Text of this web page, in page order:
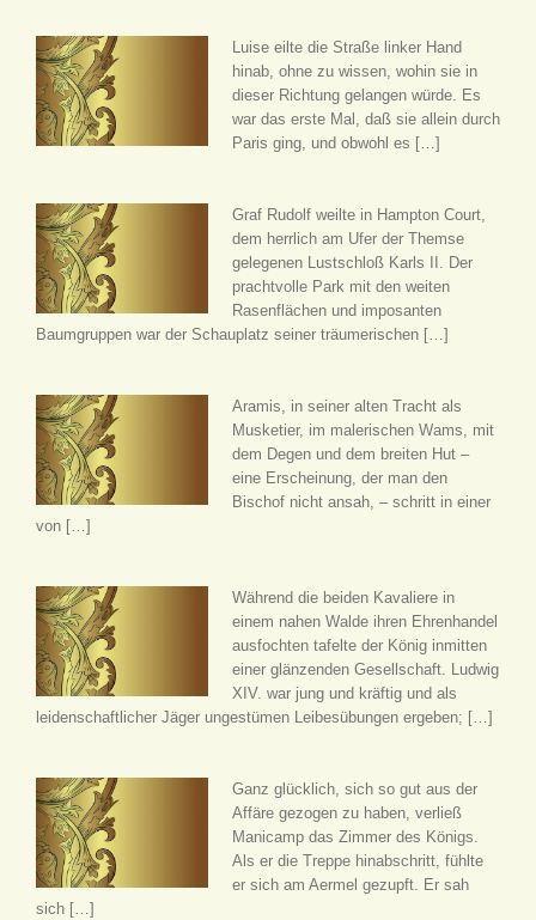
Luise eilte die Straße linker Hand
hinab, ohne zu wissen, wohin sie in
dieser Richtung gelangen würde. Es
war das erste Mal, daß sie allein durch
Paris ging, und obwohl es […]
Graf Rudolf weilte in Hampton Court,
dem herrlich am Ufer der Themse
gelegenen Lustschloß Karls II. Der
prachtvolle Park mit den weiten
Rasenflächen und imposanten
Baumgruppen war der Schauplatz seiner träumerischen […]
Aramis, in seiner alten Tracht als
Musketier, im malerischen Wams, mit
dem Degen und dem breiten Hut –
eine Erscheinung, der man den
Bischof nicht ansah, – schritt in einer
von […]
Während die beiden Kavaliere in
einem nahen Walde ihren Ehrenhandel
ausfochten tafelte der König inmitten
einer glänzenden Gesellschaft. Ludwig
XIV. war jung und kräftig und als
leidenschaftlicher Jäger ungestümen Leibesübungen ergeben; […]
Ganz glücklich, sich so gut aus der
Affäre gezogen zu haben, verließ
Manicamp das Zimmer des Königs.
Als er die Treppe hinabschritt, fühlte
er sich am Aermel gezupft. Er sah
sich […]